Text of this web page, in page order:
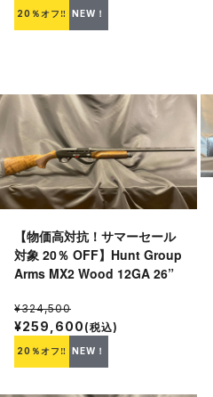
20％オフ‼ NEW！
【物価高対抗！サマーセール
対象 20％ OFF】Hunt Group
Arms MX2 Wood 12GA 26”
¥324,500
¥259,600 (税込)
20％オフ‼ NEW！